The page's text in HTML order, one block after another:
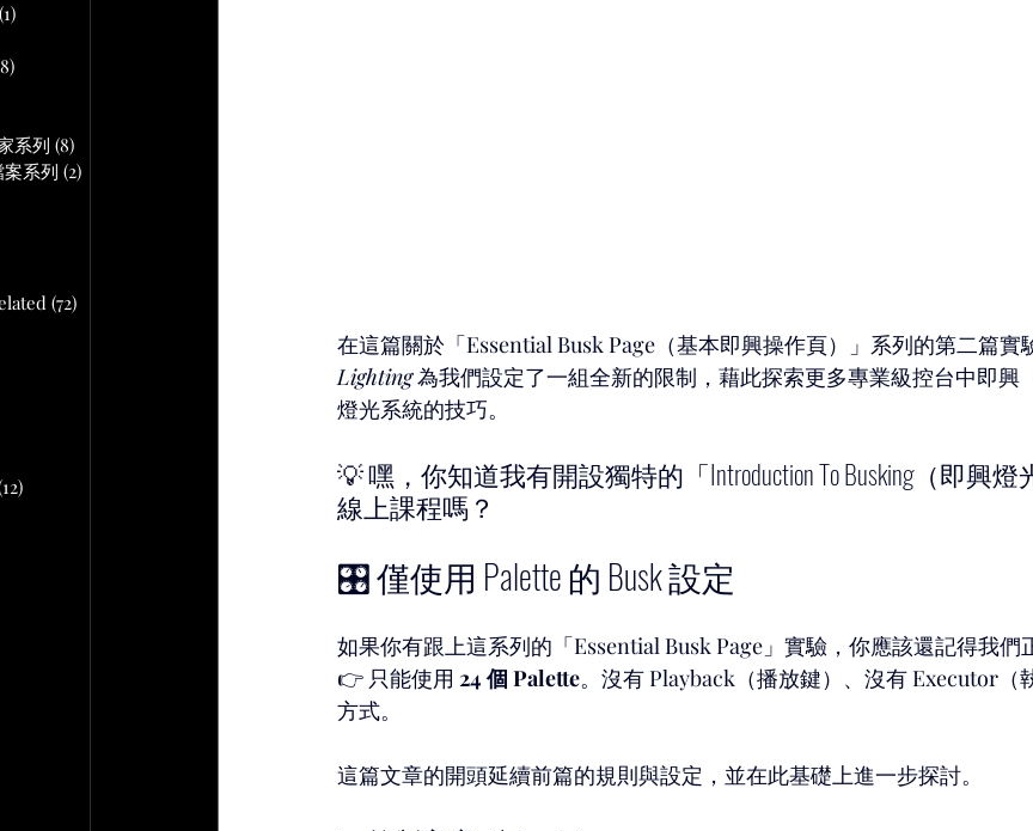
(1)
系列 (8)
系列 (2)
(72)
在這篇關於「Essential Busk Page（基本即興操作頁）」系列的第二篇實
Lighting 為我們設定了一組全新的限制，藉此探索更多專業級控台中即興
燈光系統的技巧。
💡 嘿，你知道我有開設獨特的「Introduction To Busking（即興燈
線上課程嗎？
🎛 僅使用 Palette 的 Busk 設定
如果你有跟上這系列的「Essential Busk Page」實驗，你應該還記得我們
👉 只能使用 24 個 Palette。沒有 Playback（播放鍵）、沒有 Executor（
方式。
這篇文章的開頭延續前篇的規則與設定，並在此基礎上進一步探討。